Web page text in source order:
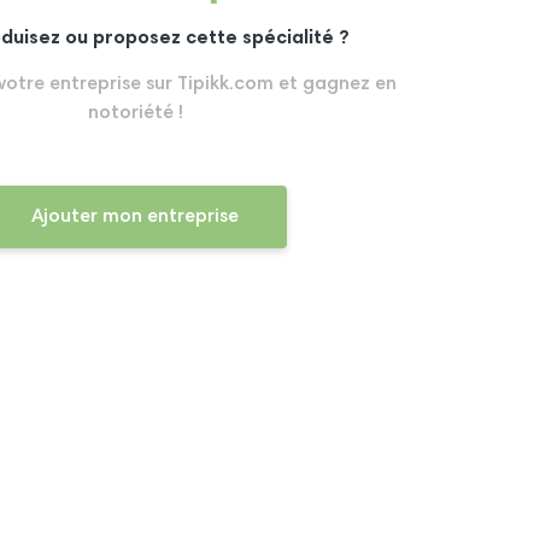
ou proposez cette spécialité ?
entreprise sur Tipikk.com et gagnez en
notoriété !
Ajouter mon entreprise